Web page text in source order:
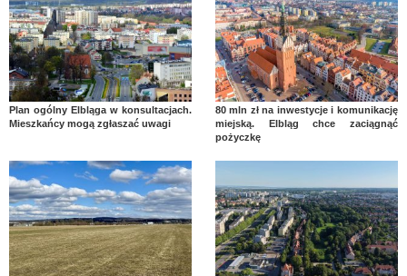
Plan ogólny Elbląga w konsultacjach.
Mieszkańcy mogą zgłaszać uwagi
80 mln zł na inwestycje i komunikację
miejską. Elbląg chce zaciągnąć
pożyczkę